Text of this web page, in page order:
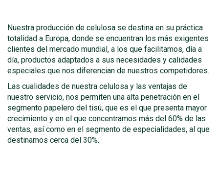
Nuestra producción de celulosa se destina en su práctica
totalidad a Europa, donde se encuentran los más exigentes
clientes del mercado mundial, a los que facilitamos, día a
día, productos adaptados a sus necesidades y calidades
especiales que nos diferencian de nuestros competidores.
Las cualidades de nuestra celulosa y las ventajas de
nuestro servicio, nos permiten una alta penetración en el
segmento papelero del tisú, que es el que presenta mayor
crecimiento y en el que concentramos más del 60% de las
ventas, así como en el segmento de especialidades, al que
destinamos cerca del 30%.